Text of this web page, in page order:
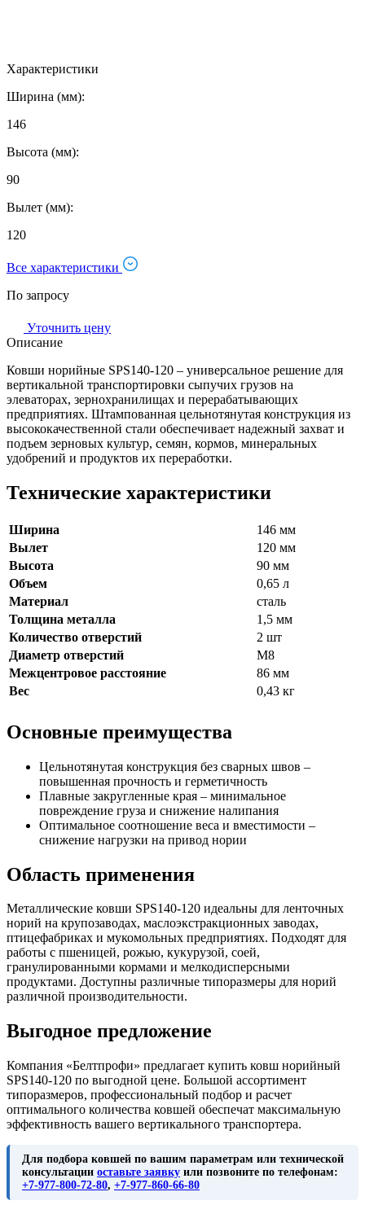
Характеристики
Ширина (мм):
146
Высота (мм):
90
Вылет (мм):
120
Все характеристики
По запросу
Уточнить цену
Описание
Ковши норийные SPS140-120 – универсальное решение для
вертикальной транспортировки сыпучих грузов на
элеваторах, зернохранилищах и перерабатывающих
предприятиях. Штампованная цельнотянутая конструкция из
высококачественной стали обеспечивает надежный захват и
подъем зерновых культур, семян, кормов, минеральных
удобрений и продуктов их переработки.
Технические характеристики
Ширина
146 мм
Вылет
120 мм
Высота
90 мм
Объем
0,65 л
Материал
сталь
Толщина металла
1,5 мм
Количество отверстий
2 шт
Диаметр отверстий
М8
Межцентровое расстояние
86 мм
Вес
0,43 кг
Основные преимущества
Цельнотянутая конструкция без сварных швов –
повышенная прочность и герметичность
Плавные закругленные края – минимальное
повреждение груза и снижение налипания
Оптимальное соотношение веса и вместимости –
снижение нагрузки на привод нории
Область применения
Металлические ковши SPS140-120 идеальны для ленточных
норий на крупозаводах, маслоэкстракционных заводах,
птицефабриках и мукомольных предприятиях. Подходят для
работы с пшеницей, рожью, кукурузой, соей,
гранулированными кормами и мелкодисперсными
продуктами. Доступны различные типоразмеры для норий
различной производительности.
Выгодное предложение
Компания «Белтпрофи» предлагает купить ковш норийный
SPS140-120 по выгодной цене. Большой ассортимент
типоразмеров, профессиональный подбор и расчет
оптимального количества ковшей обеспечат максимальную
эффективность вашего вертикального транспортера.
Для подбора ковшей по вашим параметрам или технической
консультации оставьте заявку или позвоните по телефонам:
+7-977-800-72-80, +7-977-860-66-80